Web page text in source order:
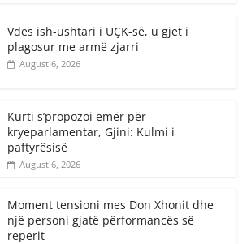
Vdes ish-ushtari i UÇK-së, u gjet i
plagosur me armë zjarri
August 6, 2026
Kurti s’propozoi emër për
kryeparlamentar, Gjini: Kulmi i
paftyrësisë
August 6, 2026
Moment tensioni mes Don Xhonit dhe
një personi gjatë përformancës së
reperit